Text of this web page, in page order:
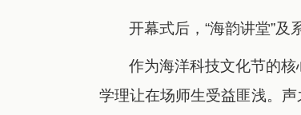
开幕式后，“海韵讲堂”及
作为海洋科技文化节的核
学理让在场师生受益匪浅。